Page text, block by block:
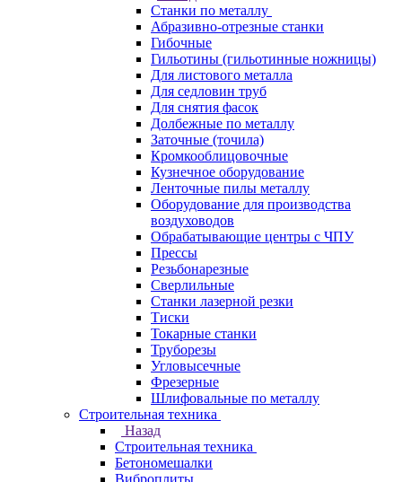
Станки по металлу
Абразивно-отрезные станки
Гибочные
Гильотины (гильотинные ножницы)
Для листового металла
Для седловин труб
Для снятия фасок
Долбежные по металлу
Заточные (точила)
Кромкооблицовочные
Кузнечное оборудование
Ленточные пилы металлу
Оборудование для производства
воздуховодов
Обрабатывающие центры с ЧПУ
Прессы
Резьбонарезные
Сверлильные
Станки лазерной резки
Тиски
Токарные станки
Труборезы
Угловысечные
Фрезерные
Шлифовальные по металлу
Строительная техника
Назад
Строительная техника
Бетономешалки
Виброплиты